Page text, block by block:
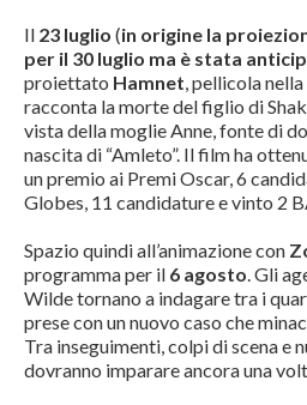
Il 23 luglio (in origine la
per il 30 luglio ma è stata
proiettato Hamnet, pellicola
racconta la morte del figlio di
vista della moglie Anne, fonte di
nascita di “Amleto”. Il film ha
un premio ai Premi Oscar, 6
Globes, 11 candidature e vinto 2
Spazio quindi all’animazione con
programma per il 6 agosto. Gli
Wilde tornano a indagare tra i
prese con un nuovo caso che
Tra inseguimenti, colpi di scena e
dovranno imparare ancora una